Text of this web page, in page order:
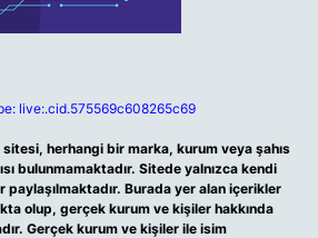
live:.cid.575569c608265c69
herhangi bir marka, kurum veya şahıs
bulunmamaktadır. Sitede yalnızca kendi
paylaşılmaktadır. Burada yer alan içerikler
olup, gerçek kurum ve kişiler hakkında
Gerçek kurum ve kişiler ile isim